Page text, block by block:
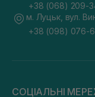
+38 (068) 209-
м. Луцьк, вул.
+38 (098) 076-
СОЦІАЛЬНІ